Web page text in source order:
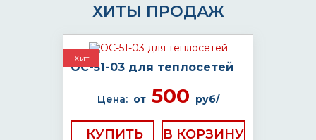
ХИТЫ ПРОДАЖ
Хит
ОС-51-03 для теплосетей
Цена: от500 руб/
КУПИТЬ